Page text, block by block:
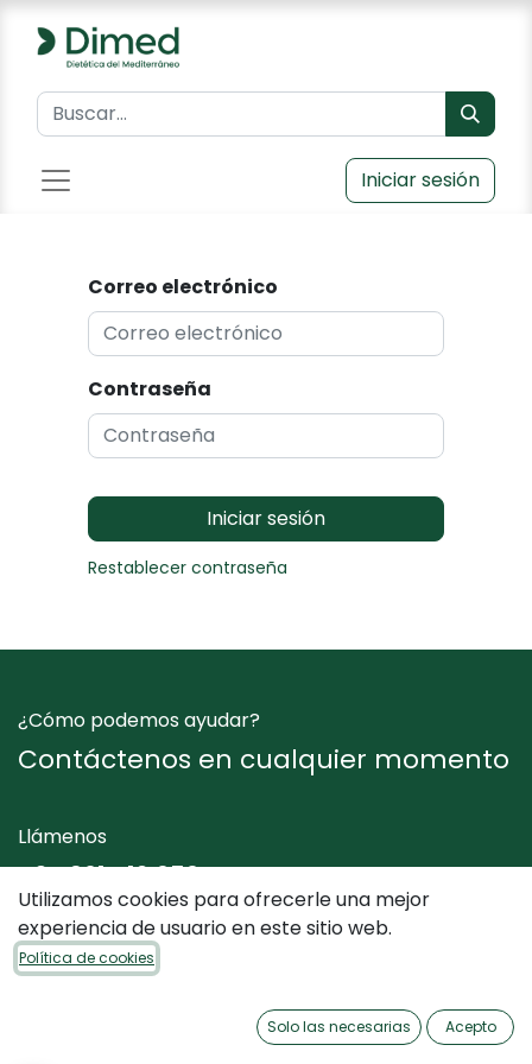
Iniciar sesión
Correo electrónico
Contraseña
Iniciar sesión
Restablecer contraseña
¿Cómo podemos ayudar?
Contáctenos en cualquier momento
Llámenos
+34 961 412 050
Envíenos un mensaje
Utilizamos cookies para ofrecerle una mejor
experiencia de usuario en este sitio web.
Política de cookies
Solo las necesarias Acepto